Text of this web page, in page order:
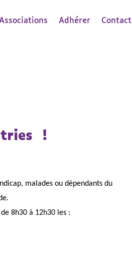
Adhérer Contact
!
malades ou dépendants du
8h30 à 12h30 les :